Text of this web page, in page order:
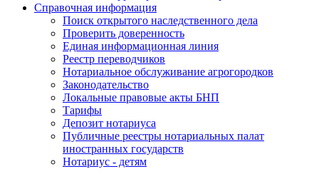
Справочная информация
Поиск открытого наследственного дела
Проверить доверенность
Единая информационная линия
Реестр переводчиков
Нотариальное обслуживание агрогородков
Законодательство
Локальные правовые акты БНП
Тарифы
Депозит нотариуса
Публичные реестры нотариальных палат
иностранных государств
Нотариус - детям